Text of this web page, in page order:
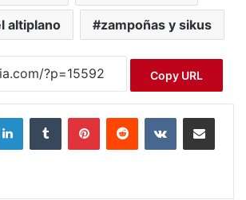
altiplano zampoñas y sikus
Copy URL